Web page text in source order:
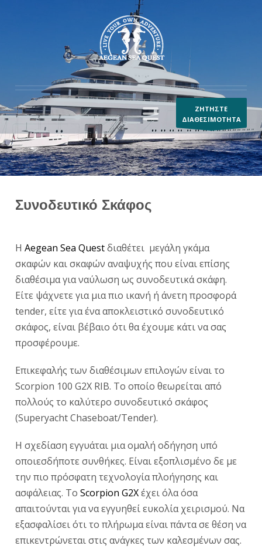
ΖΗΤΗΣΤΕ
ΔΙΑΘΕΣΙΜΟΤΗΤΑ
Συνοδευτικό Σκάφος
ΗAegean Sea Questδιαθέτει μεγάλη γκάμα
σκαφών και σκαφών αναψυχής που είναι επίσης
διαθέσιμα για ναύλωση ως συνοδευτικά σκάφη.
Είτε ψάχνετε για μια πιο ικανή ή άνετη προσφορά
tender, είτε για ένα αποκλειστικό συνοδευτικό
σκάφος, είναι βέβαιο ότι θα έχουμε κάτι να σας
προσφέρουμε.
Επικεφαλής των διαθέσιμων επιλογών είναι το
Scorpion 100 G2X RIB. Το οποίο θεωρείται από
πολλούς το καλύτερο συνοδευτικό σκάφος
(Superyacht Chaseboat/Tender).
Η σχεδίαση εγγυάται μια ομαλή οδήγηση υπό
οποιεσδήποτε συνθήκες. Είναι εξοπλισμένο δε με
την πιο πρόσφατη τεχνολογία πλοήγησης και
ασφάλειας. ΤοScorpion G2Xέχει όλα όσα
απαιτούνται για να εγγυηθεί ευκολία χειρισμού. Να
εξασφαλίσει ότι το πλήρωμα είναι πάντα σε θέση να
επικεντρώνεται στις ανάγκες των καλεσμένων σας.